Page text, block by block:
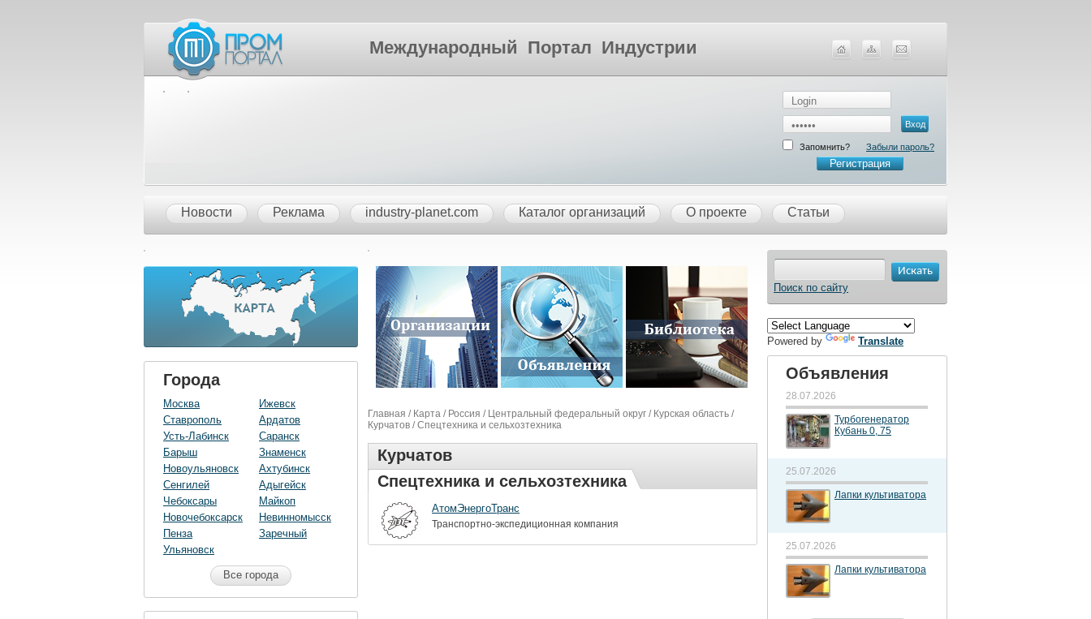
Международный Портал Индустрии
Запомнить? Забыли пароль?
Регистрация
Новости Реклама industry-planet.com Каталог организаций О проекте Статьи
Города
Москва
Ставрополь
Усть-Лабинск
Барыш
Новоульяновск
Сенгилей
Чебоксары
Новочебоксарск
Пенза
Ульяновск
Ижевск
Ардатов
Саранск
Знаменск
Ахтубинск
Адыгейск
Майкоп
Невинномысск
Заречный
Все города
Главная / Карта / Россия / Центральный федеральный округ / Курская область /
Курчатов / Спецтехника и сельхозтехника
Курчатов
Спецтехника и сельхозтехника
АтомЭнергоТранс
Транспортно-экспедиционная компания
Поиск по сайту
Powered by Translate
Объявления
28.07.2026
Турбогенератор
Кубань 0, 75
25.07.2026
Лапки культиватора
25.07.2026
Лапки культиватора